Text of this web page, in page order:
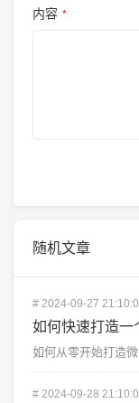
内容 *
随机文章
# 2024-09-27
如何快速打造一
# 2024-09-28